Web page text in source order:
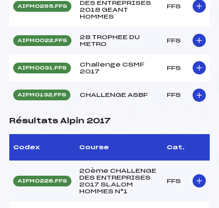
AIFM0295.FFS
DES ENTREPRISES
2018 GEANT
HOMMES
FFS
AIFM0022.FFS
28 TROPHEE DU
METRO
FFS
AIFM0031.FFS
Challenge CSMF
2017
FFS
AIFM0132.FFS CHALLENGE ASBF FFS
Résultats Alpin 2017
Codex Course Cat.
AIFM0226.FFS
20ème CHALLENGE
DES ENTREPRISES
2017 SLALOM
HOMMES N°1
FFS